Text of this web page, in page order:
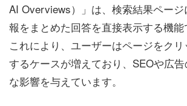
AI Overviews）」は、検索結果ペー
報をまとめた回答を直接表示する機能
これにより、ユーザーはページをク
するケースが増えており、SEOや広
な影響を与えています。